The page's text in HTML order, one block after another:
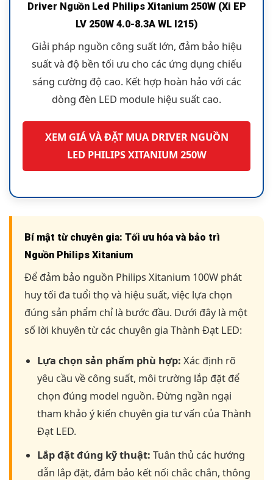
Driver Nguồn Led Philips Xitanium 250W (Xi EP
LV 250W 4.0-8.3A WL I215)
Giải pháp nguồn công suất lớn, đảm bảo hiệu
suất và độ bền tối ưu cho các ứng dụng chiếu
sáng cường độ cao. Kết hợp hoàn hảo với các
dòng đèn LED module hiệu suất cao.
XEM GIÁ VÀ ĐẶT MUA DRIVER NGUỒN
LED PHILIPS XITANIUM 250W
Bí mật từ chuyên gia: Tối ưu hóa và bảo trì
Nguồn Philips Xitanium
Để đảm bảo nguồn Philips Xitanium 100W phát
huy tối đa tuổi thọ và hiệu suất, việc lựa chọn
đúng sản phẩm chỉ là bước đầu. Dưới đây là một
số lời khuyên từ các chuyên gia Thành Đạt LED:
Lựa chọn sản phẩm phù hợp: Xác định rõ
yêu cầu về công suất, môi trường lắp đặt để
chọn đúng model nguồn. Đừng ngần ngại
tham khảo ý kiến chuyên gia tư vấn của Thành
Đạt LED.
Lắp đặt đúng kỹ thuật: Tuân thủ các hướng
dẫn lắp đặt, đảm bảo kết nối chắc chắn, thông